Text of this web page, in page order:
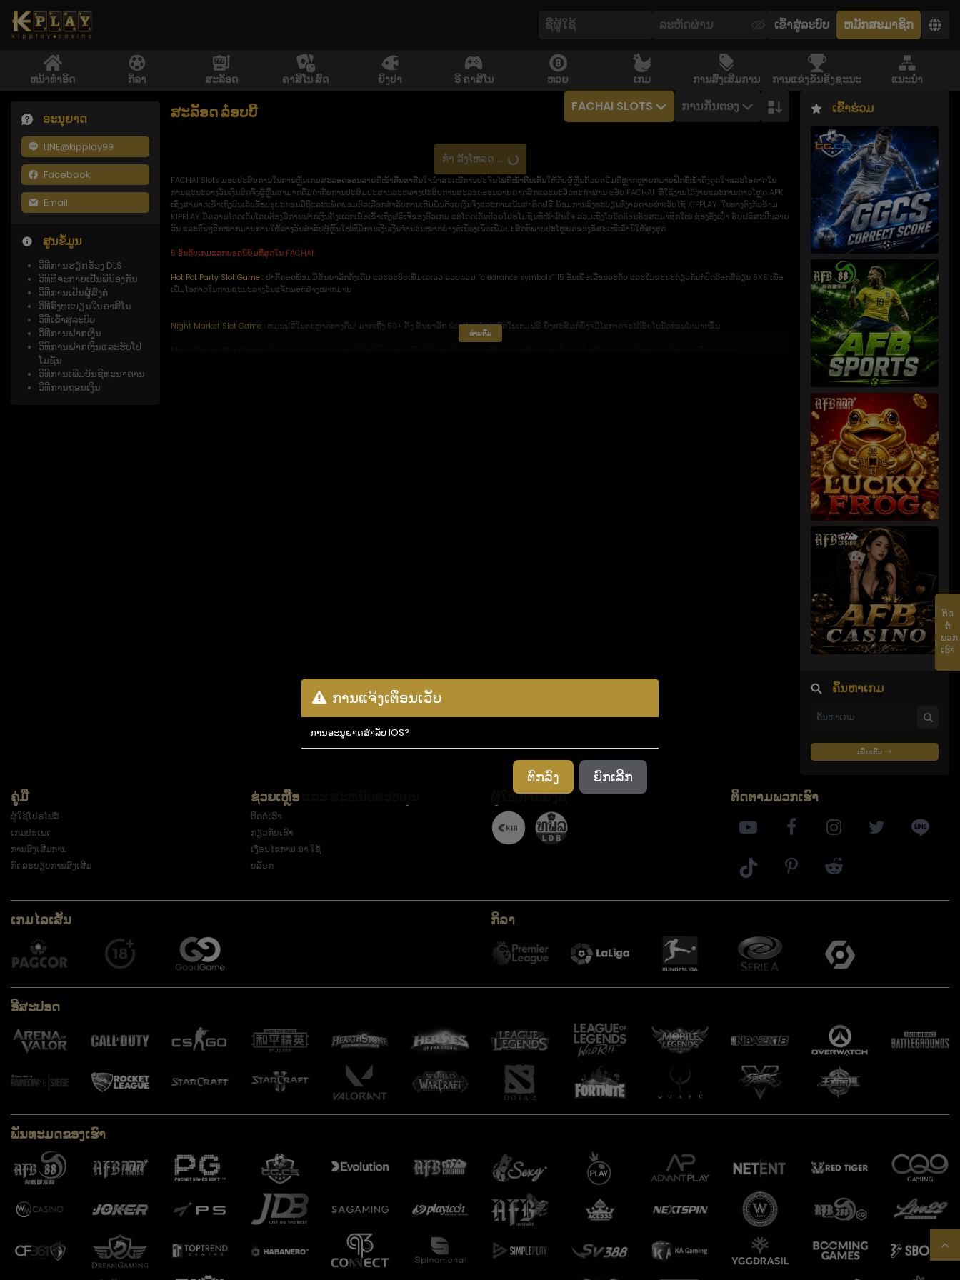
ເຂົ້າ​ສູ່​ລະ​ບົບ ຫມັກສະມາຊິກ
ຫນ້າທໍາອິດ ກິລາ ສະລັອດ ຄາສິໂນ ສົດ ຍິງປາ ອີ ຄາສິໂນ ຫວຍ ເກມ ການສົ່ງເສີມການ ການແຂ່ງຂັນຊິງຊະນະ ແນະນຳ
ອະນຸຍາດ
LINE@kipplay99
Facebook
Email
ສູນຂໍ້ມູນ
ວິທີການຮຽກຮ້ອງ DLS
ວິທີທີ່ຈະກາຍເປັນພີ່ນ້ອງກັນ
ວິທີການເປັນຜູ້ສົ່ງຕໍ່
ວິທີລົງທະບຽນໃນຄາສິໂນ
ວິທີເຂົ້າສູ່ລະບົບ
ວິທີການຝາກເງິນ
ວິທີການຝາກເງິນແລະຮັບໂປ
ໂມຊັ່ນ
ວິທີການເພີ່ມບັນຊີທະນາຄານ
ວິທີການຖອນເງິນ
ສະລັອດ ລ໋ອບບີ້ FACHAI SLOTS ການກັ່ນຕອງ
ກຳ ລັງໂຫລດ ...
FACHAI Slots ມອບປະສົບການໃນການຫຼິ້ນເກມສະລອດອອນລາຍທີ່ໜ້າຕື່ນຕາຕື່ນໃຈນຳສະເໜີການປະຈົນໄພທີ່ໜ້າຕື່ນເຕັ້ນໃຫ້ກັບຜູ້ຫຼິ້ນດ້ວຍຕຣີມທີ່ຫຼາກຫຼາຍກຣາບຟິກທີ່ໜ້າດຶງດູດໃຈແລະໂອກາດໃນ
ການຊະນະລາງວັນເງິນສົດຈິງຜູ້ຫຼິ້ນສາມາດດື່ມດຳກັບການປະສົມປະສານລະຫວ່າງປະສົບການສະລອດອອນລາຍຄາດສິກແລະນະວັດຕະກຳຜ່ານ ແອັບ FACHAI ທີ່ໃຊ້ງານໄດ້ງ່າຍແລະການດາວໂຫຼດ APK
ເຊິ່ງສາມາດເຂົ້າເຖິງບົນເລັບທັອບອຸປະກອນມືຖືແລະແພັດຟອມຕົວເລືອກສຳລັບການເດີມພັນດ້ວຍເງິນຈິງແລະການເນັ້ນສາທິດຟຣີ ພ້ອມການລົງທະບຽນທີ່ງ່າຍດາຍຜ່າເວັບໄຊ້ KIPPLAY ໃນທາງຕົງກັນຂ້າມ
KIPPLAY ມີຄວາມໂດດເດັ່ນໂດຍຕ້ອງມີການຝາກເງີນຄັ້ງເເລກເພື່ອເຂົ້າເຖີ່ງຝຣີເຈີຂອງຕົວເກມ ແຕ່ໂດດເດັ່ນດ້້ວຍໂປຮໂມຊັ່ນທີ່ໜ້າສົນໃຈ ລວມເຖິງໂບນັດຕ້ອນຮັບສະມາຊິກໃໝ່ ຊ່ອງອັ່ງເປົ່າ ຮັບຝຣີສະປີນລາຍ
ວັນ ແລະອື່ນໆອີກໝາກມາຍການໃຫ້ລາງວັນສຳລັບຜູ້ຫຼິ້ນໃໝ່ທີ່ມີການເງີນເງີນຈຳນວນໝາກຍ່າງຕໍ່ເນື່ອງເພື່ອເພີ່ມປະສິດຕິພາບປະໂຫຼຍດຂອງຂໍ້ສະເໜີເລົ່ານີ້ໃຫ້ສູງສຸດ
5 ອັນດັບເກມແລກຍອດນິຍົມທີ່ສຸດໃນ FACHAI:
Hot Pot Party Slot Game : ປາຕີ້ຄອດພ້ອມມີສັນຍາລັກດັ່ງເດີມ ແລະລະບົບເພີ່ມເລເວວ ລວບລວມ “clearance symbols” 15 ອັນເພື່ອເລື່ອນລະດັບ ແລະໃນຂະນະດ່ຽວກັນກໍ່ປົດລ໊ອກສີ່ລ່ຽນ 6X6 ເພື່ອ
ເພີ່ມໂອກາດໃນການຊະນະລາງວັນແຈັກພອດຢ່າງໝາກມາຍ
Night Market Slot Game : ຫມູນຟຣີໃນຕະຫຼາດກາງຄືນ! ມາກເຖີ່ງ 50+ ຄັ້ງ ສັນຍາລັກ Scatter ຈຳປະກົດໃນເກມຝຮີ ຍິ່ງສະສົມກໍຍິ່ງຈມີໂອກາດຈະໄດ້ຮັບໂບນັດກ່ອນໂຕມາກຂຶ້ນ
ອ່ານ​ຕື່ມ
ເຂົ້າຮ່ວມ
ຄົ້ນຫາເກມ
ເພີ່ມເຕີມ
ຄູ່ມື
ຜູ້ໃຊ້ໂປຣໄຟລ໌
ເກມປະເພດ
ການສົ່ງເສີມການ
ກົດລະບຽບການສົ່ງເສີມ
ຊ່ວຍເຫຼືອ ແລະ ສະຫນັບສະຫນູນ
ຕິດຕໍ່ເຮົາ
ກຽວກັບເຮົາ
ເງື່ອນໄຂການ ນຳ ໃຊ້
ບລັອກ
ຜູ້ໃຫ້ການສັ່ງຊື້ ຕິດ​ຕາມ​ພວກ​ເຮົາ
ເກມໄລເສັນ ກິລາ
ອີສະປອດ
ພັັນທະມດຂອງເຮົາ
ການແຈ້ງເຕືອນເວັບ
ການ​ອະ​ນຸ​ຍາດ​ສໍາ​ລັບ IOS​?
ຕົກ​ລົງ ຍົກເລີກ
ຕິດ​
ຕໍ່​
ພວກ​
ເຮົາ